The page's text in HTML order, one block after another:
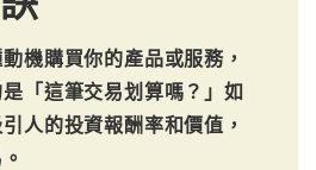
機購買你的產品或服務，
「這筆交易划算嗎？」如
人的投資報酬率和價值，